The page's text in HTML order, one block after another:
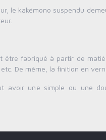
le kakémono suspendu
être fabriqué à partir de
De même, la finition en
avoir une simple ou une